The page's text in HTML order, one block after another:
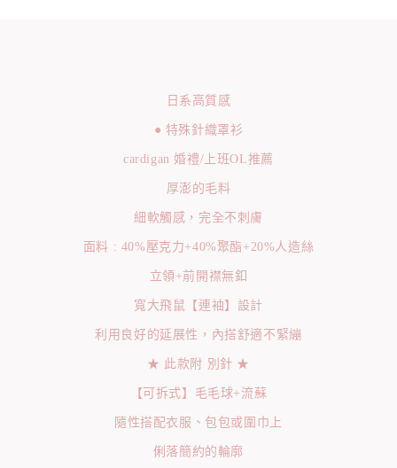
日系高質感
● 特殊針織罩衫
cardigan 婚禮/上班OL推薦
厚澎的毛料
細軟觸感，完全不刺膚
面料 : 40%壓克力+40%聚酯+20%人造絲
立領+前開襟無釦
寬大飛鼠【連袖】設計
利用良好的延展性，內搭舒適不緊繃
★ 此款附 別針 ★
【可拆式】毛毛球+流蘇
隨性搭配衣服、包包或圍巾上
俐落簡約的輪廓